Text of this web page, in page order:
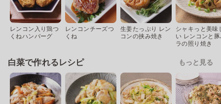
レンコン入り鶏つ
くねハンバーグ
レンコンチーズつ
くね
生姜たっぷり レン
コンの挟み焼き
シャキっと美味
い レンコンと
ラの照り焼き
白菜で作れるレシピ もっと見る